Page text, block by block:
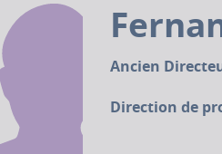
Ancien
Direction de